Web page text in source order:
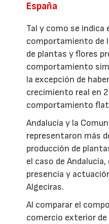
España
Tal y como se indica
comportamiento de
de plantas y flores
comportamiento
la excepción de
crecimiento real en
comportamiento flat
Andalucía y la
representaron más
producción de
el caso de
presencia y
Algeciras.
Al comparar el
comercio exterior